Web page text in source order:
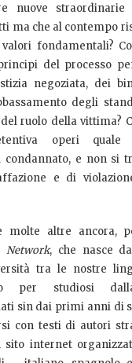
nuove straordinarie
ma che al contempo
fondamentali?
del processo
negoziata, dei
degli
ruolo della vittima?
operi quale
condannato, e non si
e di
molte altre ancora,
Network, che nasce
tra le nostre
per studiosi
sin dai primi anni di
con testi di autori
sito internet